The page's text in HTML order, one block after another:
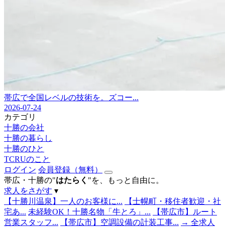
帯広で全国レベルの技術を。ズコー...
2026-07-24
カテゴリ
十勝の会社
十勝の暮らし
十勝のひと
TCRUのこと
ログイン 会員登録（無料）
帯広・十勝の"はたらく "を、もっと自由に。
求人をさがす ▾
【十勝川温泉】一人のお客様に...
【士幌町・移住者歓迎・社
宅あ... 未経験OK！十勝名物「牛とろ」...
【帯広市】ルート
営業スタッフ...
【帯広市】空調設備の計装工事... → 全求人